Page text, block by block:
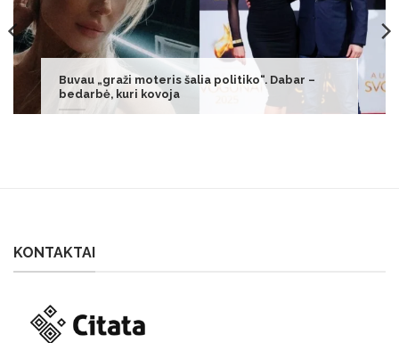
Lūžio taškas: užsitęsusi „juodoji juosta“
baigiasi trijų zodiako ženklų gyvenimuose
KONTAKTAI